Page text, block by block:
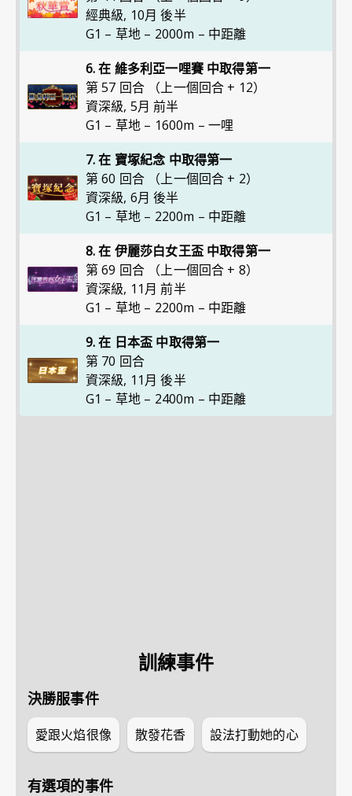
經典級, 10月 後半
G1 – 草地 – 2000m – 中距離
6. 在 維多利亞一哩賽 中取得第一
第 57 回合 （上一個回合 + 12）
資深級, 5月 前半
G1 – 草地 – 1600m – 一哩
7. 在 寶塚紀念 中取得第一
第 60 回合 （上一個回合 + 2）
資深級, 6月 後半
G1 – 草地 – 2200m – 中距離
8. 在 伊麗莎白女王盃 中取得第一
第 69 回合 （上一個回合 + 8）
資深級, 11月 前半
G1 – 草地 – 2200m – 中距離
9. 在 日本盃 中取得第一
第 70 回合
資深級, 11月 後半
G1 – 草地 – 2400m – 中距離
訓練事件
決勝服事件
愛跟火焰很像 散發花香 設法打動她的心
有選項的事件